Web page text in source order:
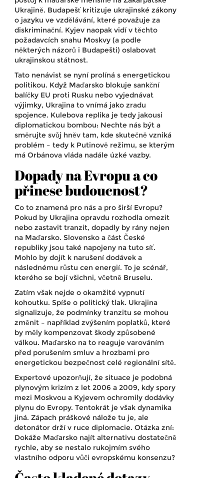
Ukrajině. Budapešť kritizuje ukrajinské zákony
o jazyku ve vzdělávání, které považuje za
diskriminační. Kyjev naopak vidí v těchto
požadavcích snahu Moskvy (a podle
některých názorů i Budapešti) oslabovat
ukrajinskou státnost.
Tato nenávist se nyní prolíná s energetickou
politikou. Když Maďarsko blokuje sankční
balíčky EU proti Rusku nebo vyjednávat
výjimky, Ukrajina to vnímá jako zradu
spojence. Kulebova replika je tedy jakousi
diplomatickou bombou: Nechte nás být a
směrujte svůj hněv tam, kde skutečně vzniká
problém – tedy k Putinově režimu, se kterým
má Orbánova vláda nadále úzké vazby.
Dopady na Evropu a co
přinese budoucnost?
Co to znamená pro nás a pro širší Evropu?
Pokud by Ukrajina opravdu rozhodla omezit
nebo zastavit tranzit, dopadly by rány nejen
na Maďarsko. Slovensko a část České
republiky jsou také napojeny na tuto síť.
Mohlo by dojít k narušení dodávek a
následnému růstu cen energií. To je scénář,
kterého se bojí všichni, včetně Bruselu.
Zatím však nejde o okamžité vypnutí
kohoutku. Spíše o politický tlak. Ukrajina
signalizuje, že podmínky tranzitu se mohou
změnit – například zvýšením poplatků, které
by měly kompenzovat škody způsobené
válkou. Maďarsko na to reaguje varováním
před porušením smluv a hrozbami pro
energetickou bezpečnost celé regionální sítě.
Expertové upozorňují, že situace je podobná
plynovým krizím z let 2006 a 2009, kdy spory
mezi Moskvou a Kyjevem ochromily dodávky
plynu do Evropy. Tentokrát je však dynamika
jiná. Zápach práškové nálože tu je, ale
detonátor drží v ruce diplomacie. Otázka zní:
Dokáže Maďarsko najít alternativu dostatečně
rychle, aby se nestalo rukojmím svého
vlastního odporu vůči evropskému konsenzu?